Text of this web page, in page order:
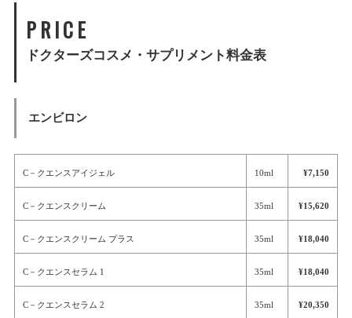
PRICE
ドクターズコスメ・サプリメント料金表
エンビロン
C－クエンスアイジェル 10ml ¥7,150
C－クエンスクリーム 35ml ¥15,620
C－クエンスクリーム プラス 35ml ¥18,040
C－クエンスセラム 1 35ml ¥18,040
C－クエンスセラム 2 35ml ¥20,350